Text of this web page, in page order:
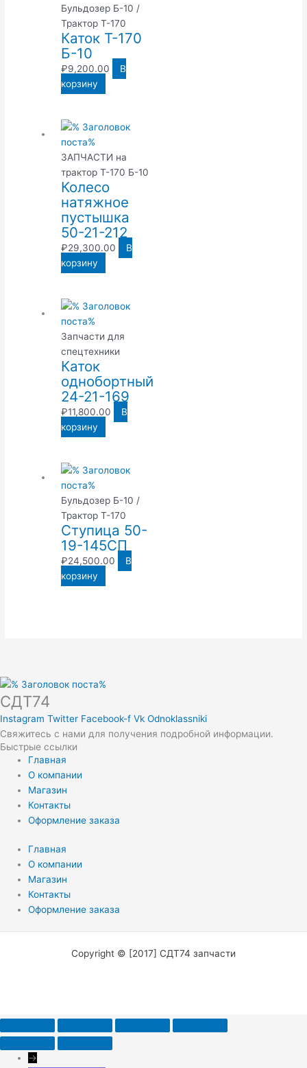
Бульдозер Б-10 /
Трактор Т-170
Каток Т-170
Б-10
₽9,200.00
В
корзину
ЗАПЧАСТИ на
трактор Т-170 Б-10
Колесо
натяжное
пустышка
50-21-212
₽29,300.00
В
корзину
Запчасти для
спецтехники
Каток
однобортный
24-21-169
₽11,800.00
В
корзину
Бульдозер Б-10 /
Трактор Т-170
Ступица 50-
19-145СП
₽24,500.00
В
корзину
СДТ74
Instagram Twitter Facebook-f Vk Odnoklassniki
Свяжитесь с нами для получения подробной информации.
Быстрые ссылки
Главная
О компании
Магазин
Контакты
Оформление заказа
Главная
О компании
Магазин
Контакты
Оформление заказа
Copyright © [2017] СДТ74 запчасти
→